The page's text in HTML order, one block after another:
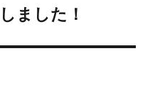
ました！